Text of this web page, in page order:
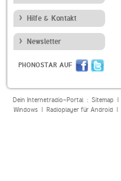
Hilfe & Kontakt
Newsletter
PHONOSTAR AUF
Dein Internetradio-Portal : Sitemap|
Windows| Radioplayer für Android|